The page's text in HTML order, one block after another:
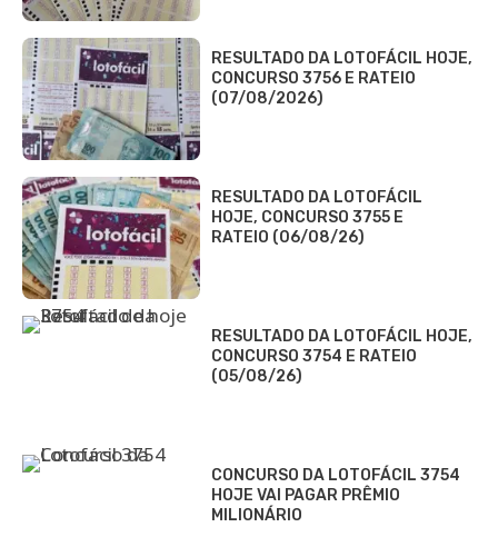
RESULTADO DA LOTOFÁCIL HOJE,
CONCURSO 3756 E RATEIO
(07/08/2026)
RESULTADO DA LOTOFÁCIL
HOJE, CONCURSO 3755 E
RATEIO (06/08/26)
RESULTADO DA LOTOFÁCIL HOJE,
CONCURSO 3754 E RATEIO
(05/08/26)
CONCURSO DA LOTOFÁCIL 3754
HOJE VAI PAGAR PRÊMIO
MILIONÁRIO